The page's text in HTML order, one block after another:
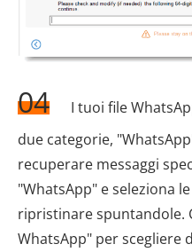
04
I tuoi file
due categorie,
recuperare messaggi
"WhatsApp" e seleziona
ripristinare spuntandole.
WhatsApp" per scegliere